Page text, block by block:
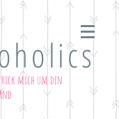
mich um den